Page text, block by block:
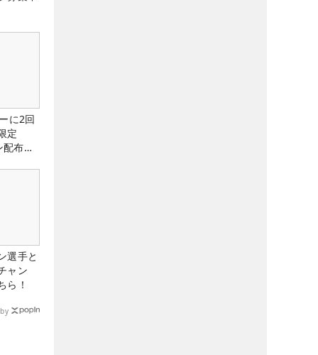
に2回
定
配布
選手と
ャン
ら！